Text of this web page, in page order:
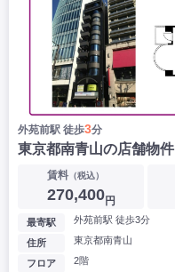
外苑前駅 徒歩3分
東京都南青山の店舗物件
賃料（税込）
270,400円
最寄駅 外苑前駅 徒歩3分
住所 東京都南青山
フロア 2階